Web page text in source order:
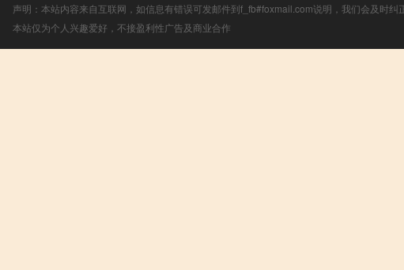
声明：本站内容来自互联网，如信息有错误可发邮件到f_fb#foxmail.com说明，我们会及时纠
本站仅为个人兴趣爱好，不接盈利性广告及商业合作